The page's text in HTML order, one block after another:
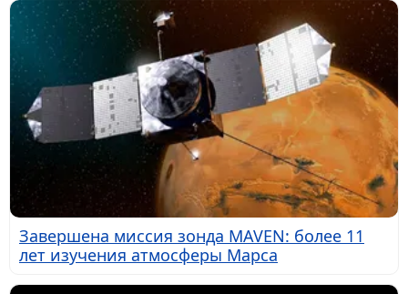
Завершена миссия зонда MAVEN: более 11
лет изучения атмосферы Марса